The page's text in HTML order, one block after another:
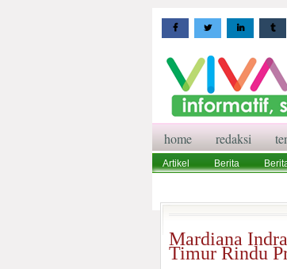
home redaksi
Artikel Berita
Mardiana
Timur Rindu